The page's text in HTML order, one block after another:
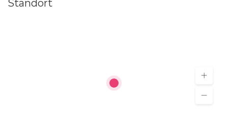
Standort